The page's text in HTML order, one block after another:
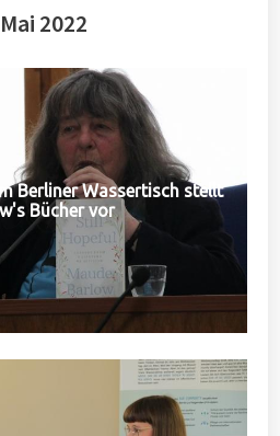
2022
Berliner Wassertisch stellt
Bücher vor